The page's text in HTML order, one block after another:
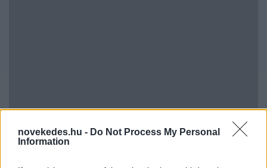
novekedes.hu - Do Not Process My Personal
Information
Kéthónapos a Tisza-kormány: íme a mérleg!
ELEMZÉSEK